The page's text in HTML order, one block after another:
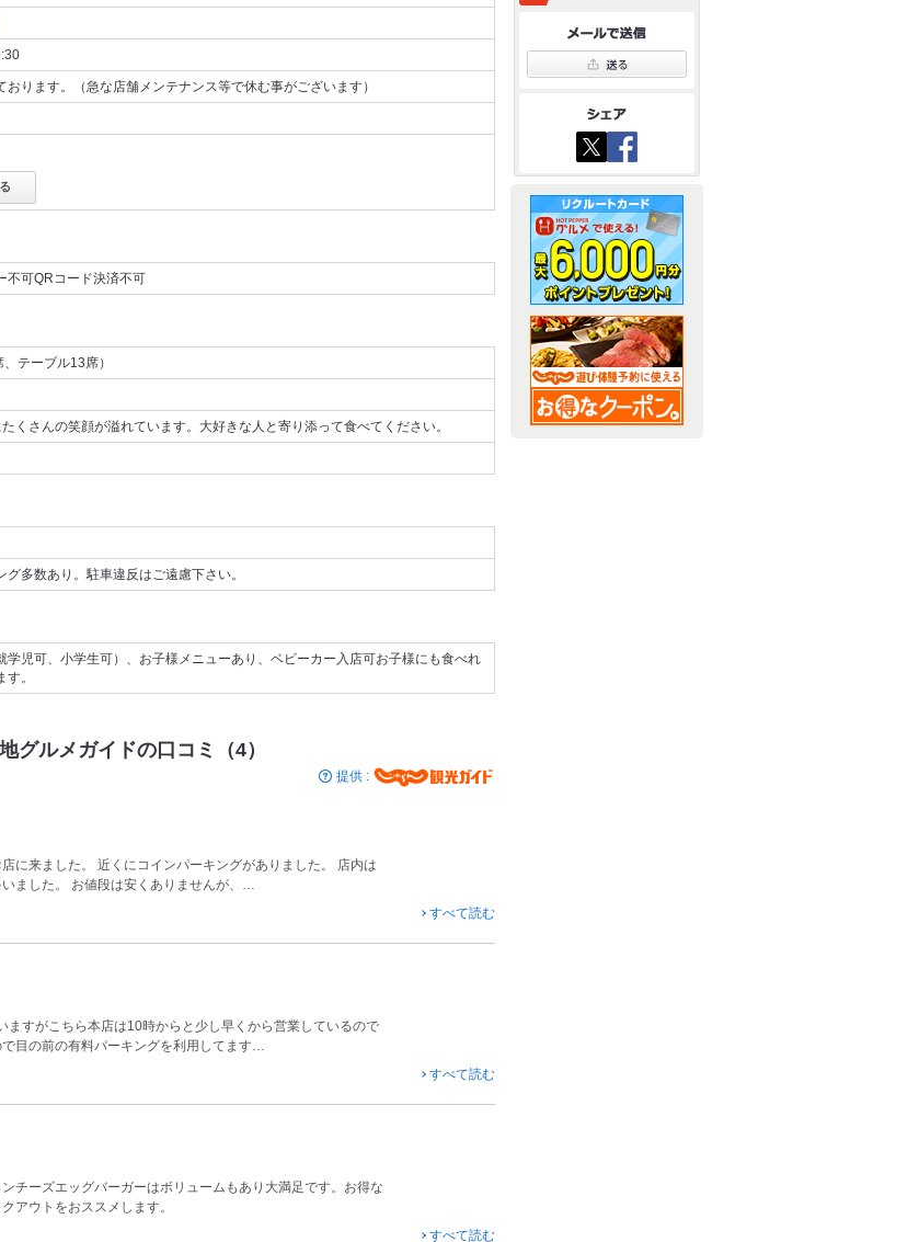
おります。（急な店舗メンテナンス等で休む事がございます）
不可QRコード決済不可
テーブル13席）
くさんの笑顔が溢れています。大好きな人と寄り添って食べてください。
多数あり。駐車違反はご遠慮下さい。
学児可、小学生可）、お子様メニューあり、ベビーカー入店可お子様にも食べれ
。
グルメガイドの口コミ（4）
提供 :
に来ました。 近くにコインパーキングがありました。 店内は
ました。 お値段は安くありませんが、…
すべて読む
すがこちら本店は10時からと少し早くから営業しているので
目の前の有料パーキングを利用してます…
すべて読む
チーズエッグバーガーはボリュームもあり大満足です。お得な
アウトをおススメします。
すべて読む